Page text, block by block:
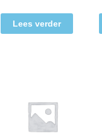
Lees verder